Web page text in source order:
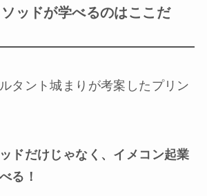
ッドが学べるのはここだ
タント城まりが考案したプリン
ドだけじゃなく、イメコン起業
る！